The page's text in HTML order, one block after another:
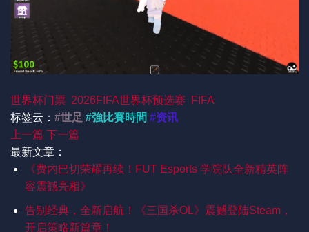
世界杯门票 2026FIFA世界杯预选赛
FIFA
标签云： #世足 #強比賽時間 #资讯
上一篇 下一篇
最新文章：
《费内巴切荣耀再续！FUT Esports 学院队全新精英阵
容震撼亮相》
告别经典，全新启航！《三国杀OL》震撼登陆Steam，
开启策略新篇章！